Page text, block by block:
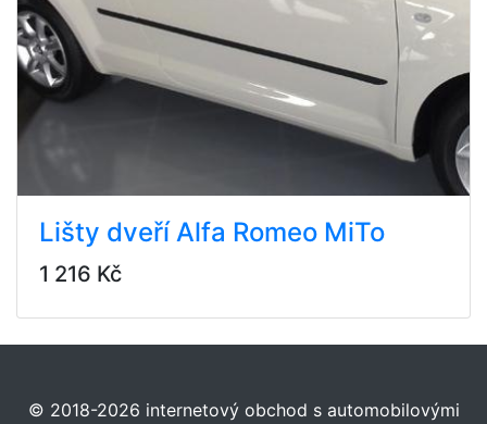
Lišty dveří Alfa Romeo MiTo
1 216 Kč
© 2018-2026 internetový obchod s automobilovými